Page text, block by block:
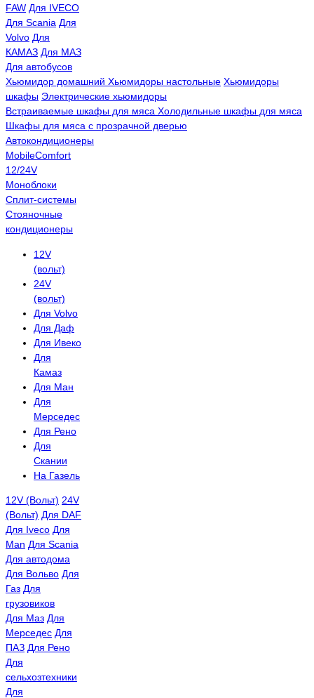
FAW Для IVECO
Для Scania Для
Volvo Для
КАМАЗ Для МАЗ
Для автобусов
Хьюмидор домашний Хьюмидоры настольные Хьюмидоры
шкафы Электрические хьюмидоры
Встраиваемые шкафы для мяса Холодильные шкафы для мяса
Шкафы для мяса с прозрачной дверью
Автокондиционеры
MobileComfort
12/24V
Моноблоки
Сплит-системы
Стояночные
кондиционеры
12V
(вольт)
24V
(вольт)
Для Volvo
Для Даф
Для Ивеко
Для
Камаз
Для Ман
Для
Мерседес
Для Рено
Для
Скании
На Газель
12V (Вольт) 24V
(Вольт) Для DAF
Для Iveco Для
Man Для Scania
Для автодома
Для Вольво Для
Газ Для
грузовиков
Для Маз Для
Мерседес Для
ПАЗ Для Рено
Для
сельхозтехники
Для